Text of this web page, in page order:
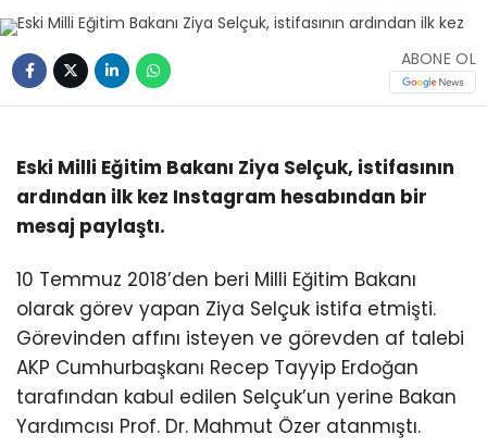
ABONE OL
Eski Milli Eğitim Bakanı Ziya Selçuk, istifasının
ardından ilk kez Instagram hesabından bir
mesaj paylaştı.
10 Temmuz 2018’den beri Milli Eğitim Bakanı
olarak görev yapan Ziya Selçuk istifa etmişti.
Görevinden affını isteyen ve görevden af talebi
AKP Cumhurbaşkanı Recep Tayyip Erdoğan
tarafından kabul edilen Selçuk’un yerine Bakan
Yardımcısı Prof. Dr. Mahmut Özer atanmıştı.